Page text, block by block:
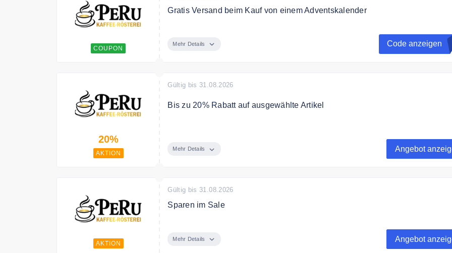
COUPON
Gratis Versand beim Kauf von einem Adventskalender
sofern sich ein Adventskalender im Warenkorb befindet.Nicht mit anderen
Mehr Details Code anzeigen
20%
AKTION
Gültig bis 31.08.2026
Bis zu 20% Rabatt auf ausgewählte Artikel
Mehr Details Angebot
AKTION
Gültig bis 31.08.2026
Sparen im Sale
Mehr Details Angebot